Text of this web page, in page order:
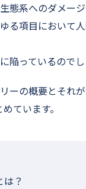
態系へのダメー
る項目において
陥っているのでし
ーの概要とそれ
ています。
？